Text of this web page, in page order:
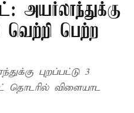
அயர்லாந்துக்கு
பெற்ற
புறப்பட்டு 3
விளையாட